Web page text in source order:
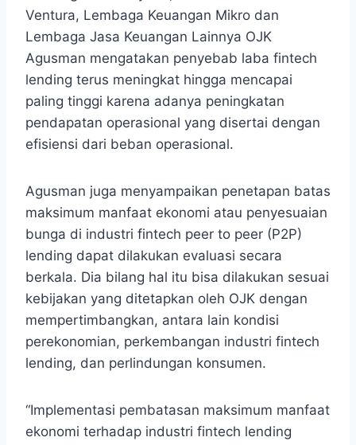
Ventura, Lembaga Keuangan Mikro dan
Lembaga Jasa Keuangan Lainnya OJK
Agusman mengatakan penyebab laba fintech
lending terus meningkat hingga mencapai
paling tinggi karena adanya peningkatan
pendapatan operasional yang disertai dengan
efisiensi dari beban operasional.
Agusman juga menyampaikan penetapan batas
maksimum manfaat ekonomi atau penyesuaian
bunga di industri fintech peer to peer (P2P)
lending dapat dilakukan evaluasi secara
berkala. Dia bilang hal itu bisa dilakukan sesuai
kebijakan yang ditetapkan oleh OJK dengan
mempertimbangkan, antara lain kondisi
perekonomian, perkembangan industri fintech
lending, dan perlindungan konsumen.
“Implementasi pembatasan maksimum manfaat
ekonomi terhadap industri fintech lending